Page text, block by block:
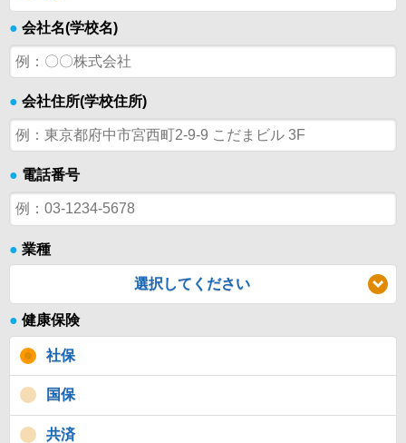
● 会社名(学校名)
● 会社住所(学校住所)
● 電話番号
● 業種
選択してください
● 健康保険
社保
国保
共済